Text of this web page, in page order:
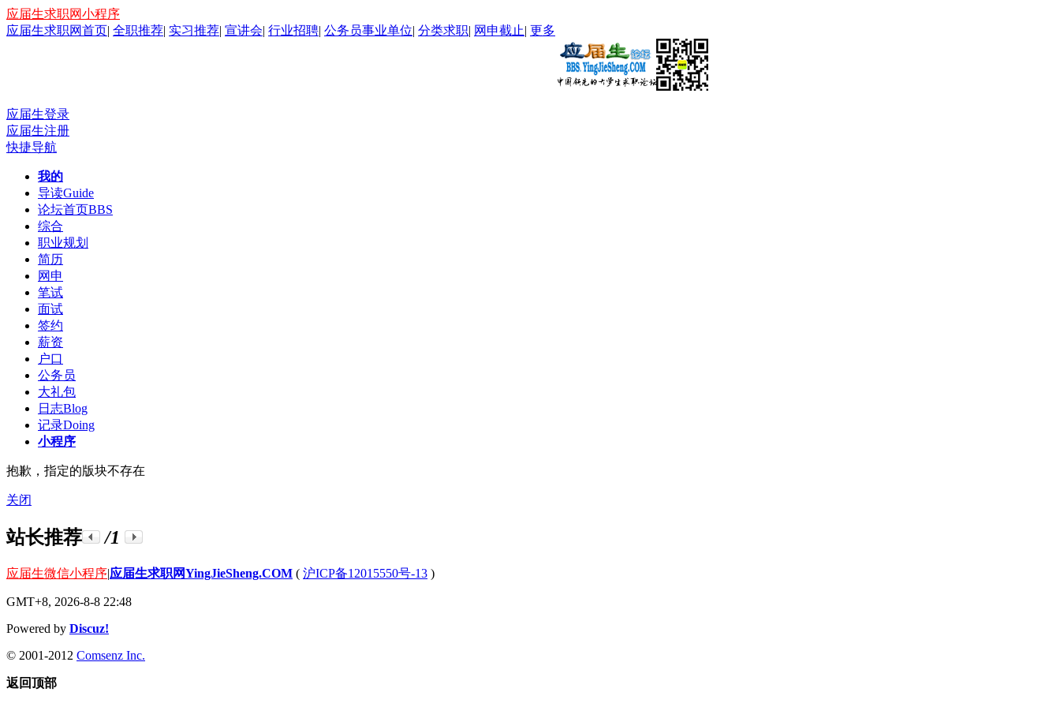
应届生求职网小程序
应届生求职网首页| 全职推荐| 实习推荐| 宣讲会| 行业招聘| 公务员事业单位| 分类求职| 网申截止| 更多
应届生登录
应届生注册
快捷导航
我的
导读Guide
论坛首页BBS
综合
职业规划
简历
网申
笔试
面试
签约
薪资
户口
公务员
大礼包
日志Blog
记录Doing
小程序
抱歉，指定的版块不存在
关闭
站长推荐 /1
应届生微信小程序|应届生求职网YingJieSheng.COM ( 沪ICP备12015550号-13 )
GMT+8, 2026-8-8 22:48
Powered by Discuz!
© 2001-2012 Comsenz Inc.
返回顶部